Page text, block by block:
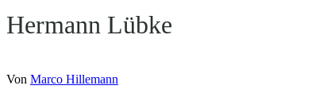
Hermann Lübke
Von Marco Hillemann